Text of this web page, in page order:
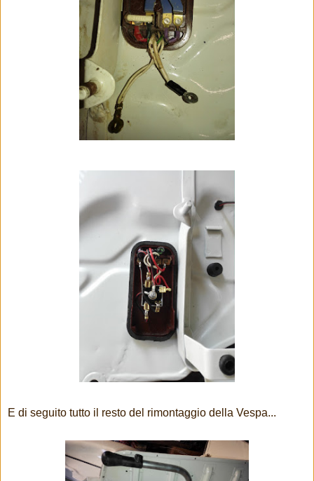
E di seguito tutto il resto del rimontaggio della Vespa...